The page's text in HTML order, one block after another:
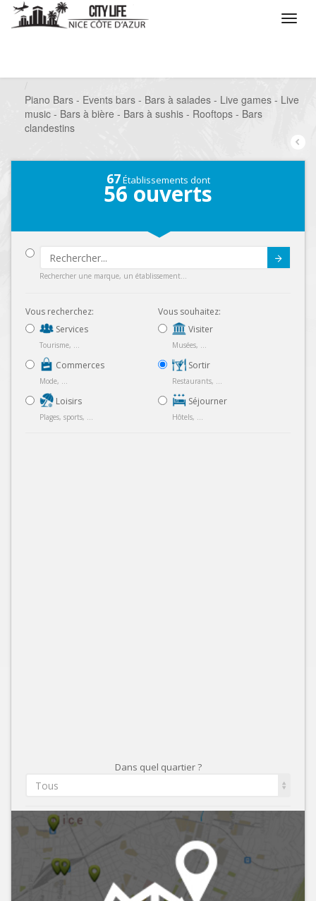
Piano Bars - Events bars - Bars à salades - Live games - Live
music - Bars à bière - Bars à sushis - Rooftops - Bars
clandestins
67Établissements dont
56 ouverts
Rechercher une marque, un établissement...
Vous recherchez:
Services
Tourisme, ...
Commerces
Mode, ...
Loisirs
Plages, sports, ...
Vous souhaitez:
Visiter
Musées, ...
Sortir
Restaurants, ...
Séjourner
Hôtels, ...
Dans quel quartier ?
Tous